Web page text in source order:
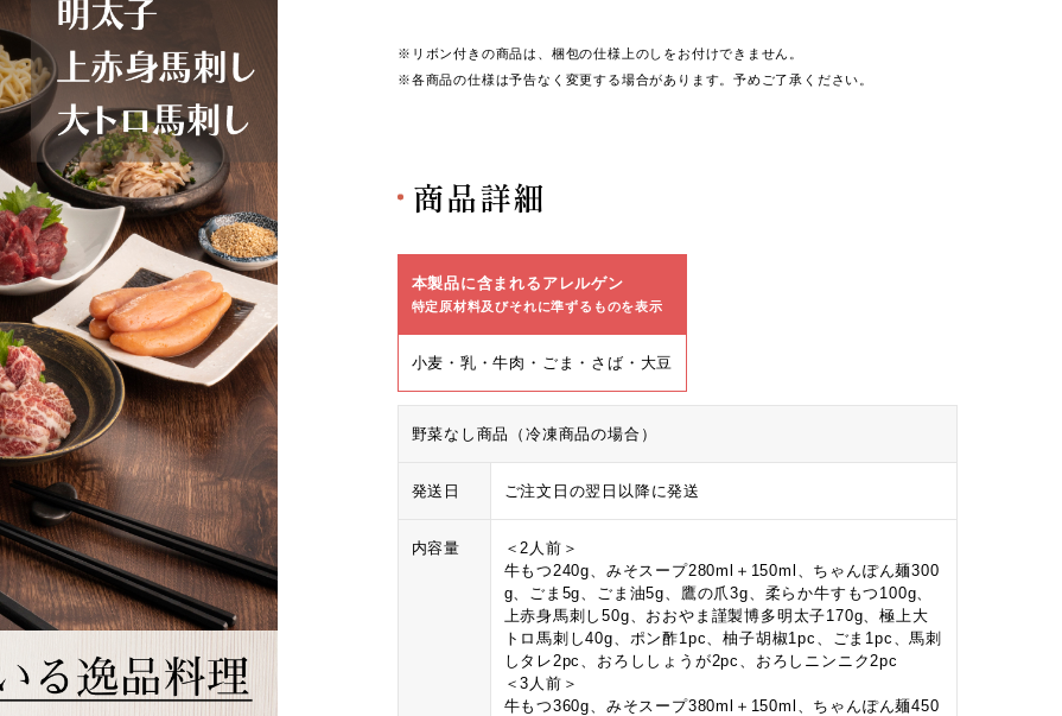
※リボン付きの商品は、梱包の仕様上のしをお付けできません。
※各商品の仕様は予告なく変更する場合があります。予めご了承ください。
商品詳細
本製品に含まれるアレルゲン
特定原材料及びそれに準ずるものを表示
小麦・乳・牛肉・ごま・さば・大豆
野菜なし商品（冷凍商品の場合）
発送日 ご注文日の翌日以降に発送
内容量
＜2人前＞
牛もつ240g、みそスープ280ml＋150ml、ちゃんぽん麺300
g、ごま5g、ごま油5g、鷹の爪3g、柔らか牛すもつ100g、
上赤身馬刺し50g、おおやま謹製博多明太子170g、極上大
トロ馬刺し40g、ポン酢1pc、柚子胡椒1pc、ごま1pc、馬刺
しタレ2pc、おろししょうが2pc、おろしニンニク2pc
＜3人前＞
牛もつ360g、みそスープ380ml＋150ml、ちゃんぽん麺450